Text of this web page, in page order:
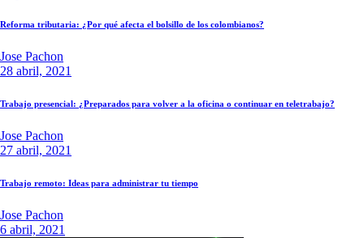
Reforma tributaria: ¿Por qué afecta el bolsillo de los colombianos?
Jose Pachon
28 abril, 2021
Trabajo presencial: ¿Preparados para volver a la oficina o continuar en teletrabajo?
Jose Pachon
27 abril, 2021
Trabajo remoto: Ideas para administrar tu tiempo
Jose Pachon
6 abril, 2021